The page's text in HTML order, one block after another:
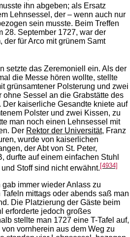
ihn abgeben; als Ersatz
Lehnsessel, der – wenn auch nur
sein musste. Beim Treffen
28. September 1727, war der
der für Arco mit grünem Samt
setzte das Zeremoniell ein. Als der
die Messe hören wollte, stellte
grünsamtener Polsterung und zwei
Sessel an die Grabstätte des
kaiserliche Gesandte kniete auf
Polster und zwei Kissen, zu
man noch einen Lehnsessel mit
Der Rektor der Universität, Franz
wurde von kaiserlichen
der Abt von St. Peter,
durfte auf einem einfachen Stuhl
Stoff sind nicht erwähnt.[4934]
immer wieder Anlass zu
mittags oder abends saß man
Die Platzierung der Gäste beim
erforderte jedoch großes
stellte man 1727 eine T-Tafel auf,
vornherein aus dem Weg zu